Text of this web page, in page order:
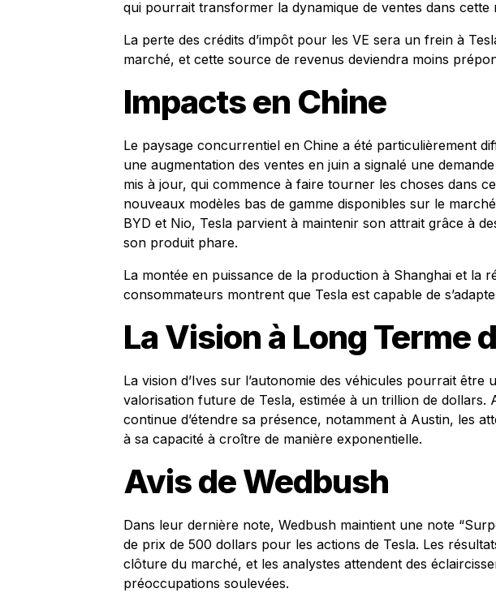
qui pourrait transformer la dynamique de ventes dans cette
La perte des crédits d’impôt pour les VE sera un frein à
marché, et cette source de revenus deviendra moins
Impacts en Chine
Le paysage concurrentiel en Chine a été particulièrement
une augmentation des ventes en juin a signalé une
mis à jour, qui commence à faire tourner les choses dans
nouveaux modèles bas de gamme disponibles sur le
BYD et Nio, Tesla parvient à maintenir son attrait grâce à
son produit phare.
La montée en puissance de la production à Shanghai et la
consommateurs montrent que Tesla est capable de
La Vision à Long Terme
La vision d’Ives sur l’autonomie des véhicules pourrait être
valorisation future de Tesla, estimée à un trillion de dollars.
continue d’étendre sa présence, notamment à Austin, les
à sa capacité à croître de manière exponentielle.
Avis de Wedbush
Dans leur dernière note, Wedbush maintient une note
de prix de 500 dollars pour les actions de Tesla. Les
clôture du marché, et les analystes attendent des
préoccupations soulevées.